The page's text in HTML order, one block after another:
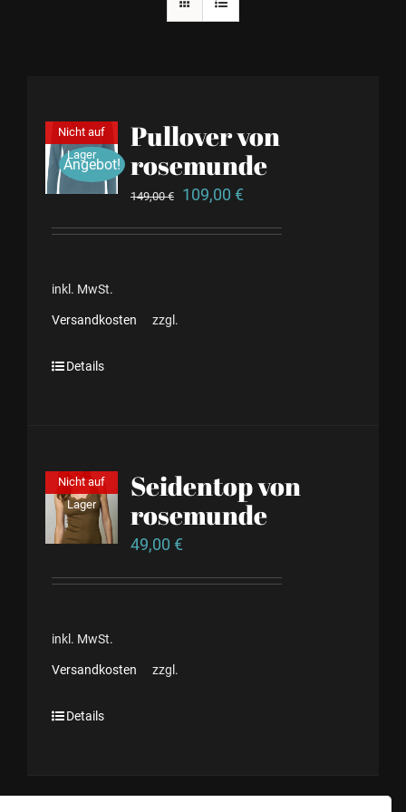
Angebot!
Nicht auf
Lager
Pullover von
rosemunde
149,00€ 109,00 €
inkl. MwSt.
zzgl.
Versandkosten
Details
Nicht auf
Lager
Seidentop von
rosemunde
49,00 €
inkl. MwSt.
zzgl.
Versandkosten
Details